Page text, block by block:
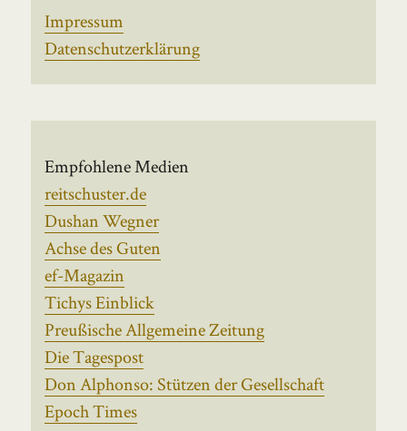
Impressum
Datenschutzerklärung
Empfohlene Medien
reitschuster.de
Dushan Wegner
Achse des Guten
ef-Magazin
Tichys Einblick
Preußische Allgemeine Zeitung
Die Tagespost
Don Alphonso: Stützen der Gesellschaft
Epoch Times